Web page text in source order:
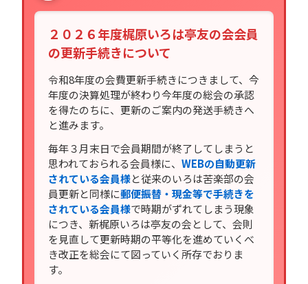
２０２６年度梶原いろは亭友の会会員
の更新手続きについて
令和8年度の会費更新手続きにつきまして、今
年度の決算処理が終わり今年度の総会の承認
を得たのちに、更新のご案内の発送手続きへ
と進みます。
毎年３月末日で会員期間が終了してしまうと
思われておられる会員様に、WEBの自動更新
されている会員様と従来のいろは苦楽部の会
員更新と同様に郵便振替・現金等で手続きを
されている会員様で時期がずれてしまう現象
につき、新梶原いろは亭友の会として、会則
を見直して更新時期の平等化を進めていくべ
き改正を総会にて図っていく所存でおりま
す。